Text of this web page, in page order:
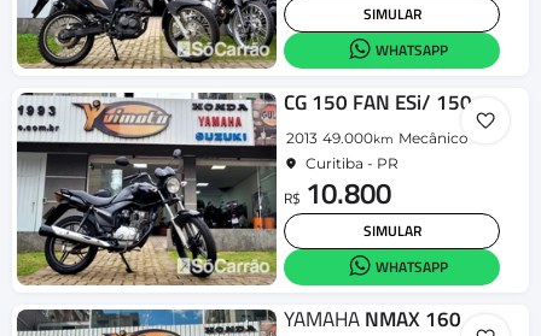
SIMULAR
WHATSAPP
2013 49.000km Mecânico
Curitiba - PR
R$ 10.800
SIMULAR
WHATSAPP
YAMAHANMAX 160